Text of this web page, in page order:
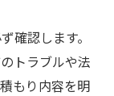
確認します。
トラブルや法
もり内容を明